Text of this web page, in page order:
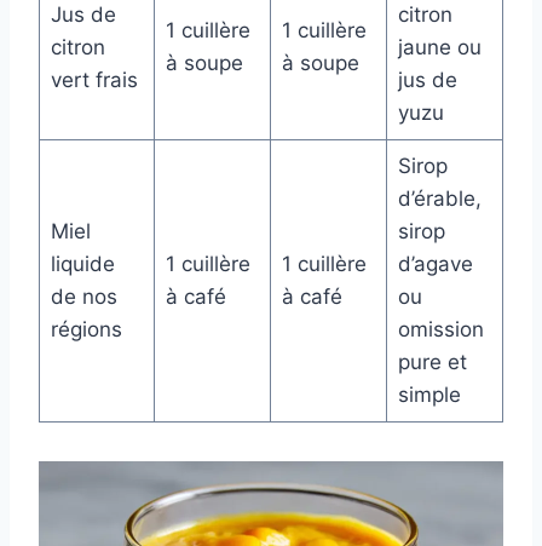
Jus de
citron
vert frais
1 cuillère
à soupe
1 cuillère
à soupe
citron
jaune ou
jus de
yuzu
Miel
liquide
de nos
régions
1 cuillère
à café
1 cuillère
à café
Sirop
d’érable,
sirop
d’agave
ou
omission
pure et
simple